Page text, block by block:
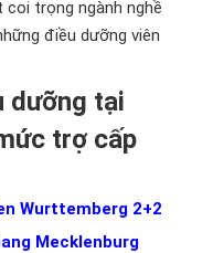
trọng ngành nghề
điều dưỡng viên
dưỡng tại
trợ cấp
Wurttemberg 2+2
Mecklenburg